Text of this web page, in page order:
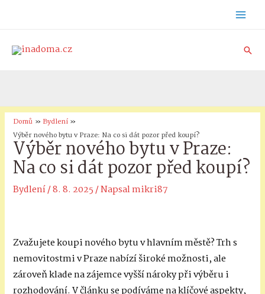
Domů
Bydlení
Výběr nového bytu v Praze: Na co si dát pozor před koupí?
Výběr nového bytu v Praze:
Na co si dát pozor před koupí?
Bydlení/8. 8. 2025/ Napsalmikri87
Zvažujete koupi nového bytu v hlavním městě? Trh s
nemovitostmi v Praze nabízí široké možnosti, ale
zároveň klade na zájemce vyšší nároky při výběru i
rozhodování. V článku se podíváme na klíčové aspekty,